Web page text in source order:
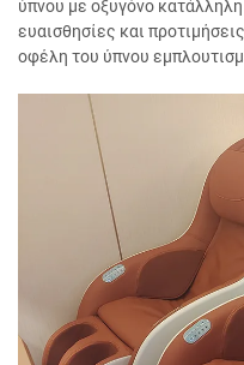
ύπνου με οξυγόνο
ευαισθησίες και
οφέλη του ύπνου